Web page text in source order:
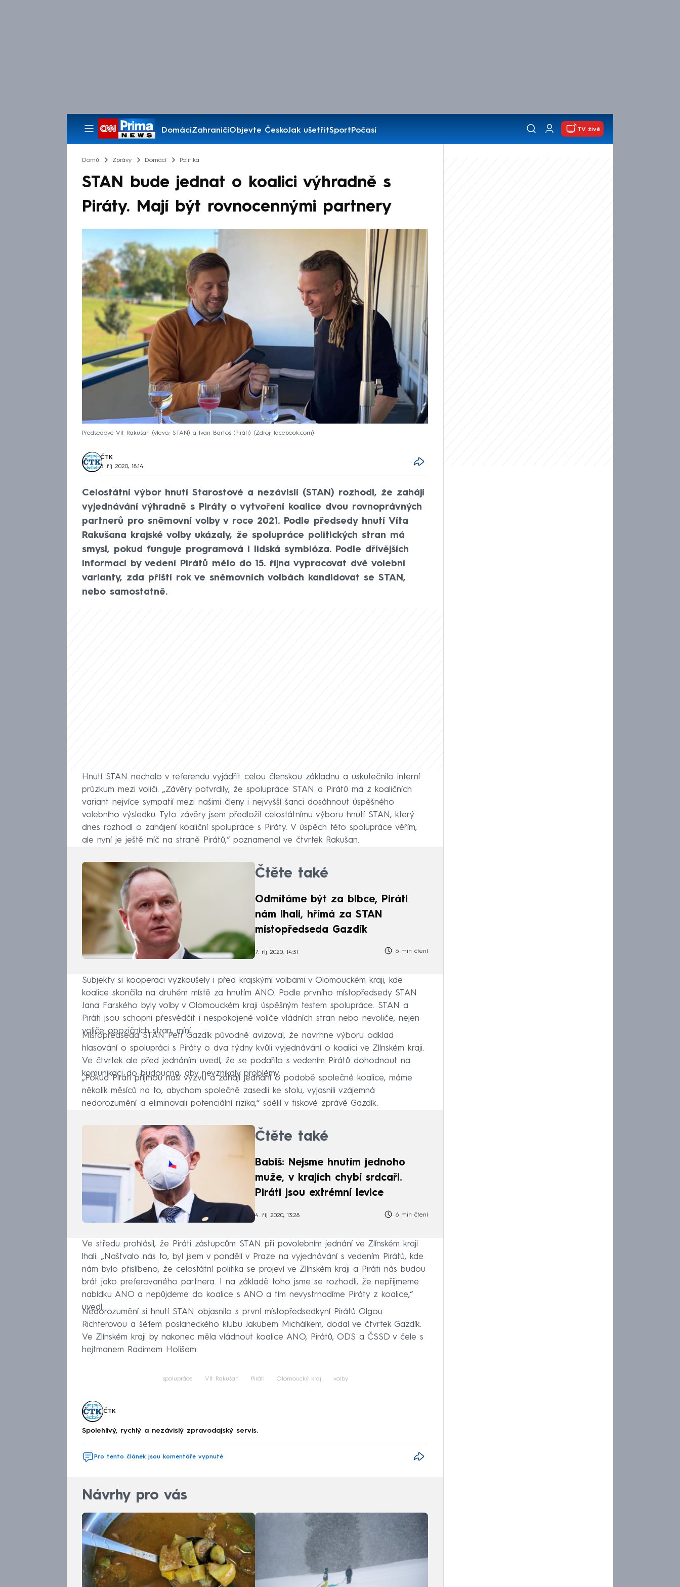
DomácíZahraničíObjevte ČeskoJak ušetřitSportPočasí
Pořady
TV živě
Domů Zprávy Domácí Politika
STAN bude jednat o koalici výhradně s
Piráty. Mají být rovnocennými partnery
Předsedové Vít Rakušan (vlevo; STAN) a Ivan Bartoš (Piráti) Zdroj: facebook.com
ČTK
8. říj 2020, 18:14
Celostátní výbor hnutí Starostové a nezávislí (STAN) rozhodl, že zahájí
vyjednávání výhradně s Piráty o vytvoření koalice dvou rovnoprávných
partnerů pro sněmovní volby v roce 2021. Podle předsedy hnutí Víta
Rakušana krajské volby ukázaly, že spolupráce politických stran má
smysl, pokud funguje programová i lidská symbióza. Podle dřívějších
informací by vedení Pirátů mělo do 15. října vypracovat dvě volební
varianty, zda příští rok ve sněmovních volbách kandidovat se STAN,
nebo samostatně.
Hnutí STAN nechalo v referendu vyjádřit celou členskou základnu a uskutečnilo interní
průzkum mezi voliči. „Závěry potvrdily, že spolupráce STAN a Pirátů má z koaličních
variant nejvíce sympatií mezi našimi členy i nejvyšší šanci dosáhnout úspěšného
volebního výsledku. Tyto závěry jsem předložil celostátnímu výboru hnutí STAN, který
dnes rozhodl o zahájení koaliční spolupráce s Piráty. V úspěch této spolupráce věřím,
ale nyní je ještě míč na straně Pirátů,“ poznamenal ve čtvrtek Rakušan.
Čtěte také
Odmítáme být za blbce, Piráti
nám lhali, hřímá za STAN
místopředseda Gazdík
7. říj 2020, 14:31 6 min čtení
Subjekty si kooperaci vyzkoušely i před krajskými volbami v Olomouckém kraji, kde
koalice skončila na druhém místě za hnutím ANO. Podle prvního místopředsedy STAN
Jana Farského byly volby v Olomouckém kraji úspěšným testem spolupráce. STAN a
Piráti jsou schopni přesvědčit i nespokojené voliče vládních stran nebo nevoliče, nejen
voliče opozičních stran, míní.
Místopředseda STAN Petr Gazdík původně avizoval, že navrhne výboru odklad
hlasování o spolupráci s Piráty o dva týdny kvůli vyjednávání o koalici ve Zlínském kraji.
Ve čtvrtek ale před jednáním uvedl, že se podařilo s vedením Pirátů dohodnout na
komunikaci do budoucna, aby nevznikaly problémy.
„Pokud Piráti přijmou naši výzvu a zahájí jednání o podobě společné koalice, máme
několik měsíců na to, abychom společně zasedli ke stolu, vyjasnili vzájemná
nedorozumění a eliminovali potenciální rizika,“ sdělil v tiskové zprávě Gazdík.
Čtěte také
Babiš: Nejsme hnutím jednoho
muže, v krajích chybí srdcaři.
Piráti jsou extrémní levice
4. říj 2020, 13:28 6 min čtení
Ve středu prohlásil, že Piráti zástupcům STAN při povolebním jednání ve Zlínském kraji
lhali. „Naštvalo nás to, byl jsem v pondělí v Praze na vyjednávání s vedením Pirátů, kde
nám bylo přislíbeno, že celostátní politika se projeví ve Zlínském kraji a Piráti nás budou
brát jako preferovaného partnera. I na základě toho jsme se rozhodli, že nepřijmeme
nabídku ANO a nepůjdeme do koalice s ANO a tím nevystrnadíme Piráty z koalice,“
uvedl.
Nedorozumění si hnutí STAN objasnilo s první místopředsedkyní Pirátů Olgou
Richterovou a šéfem poslaneckého klubu Jakubem Michálkem, dodal ve čtvrtek Gazdík.
Ve Zlínském kraji by nakonec měla vládnout koalice ANO, Pirátů, ODS a ČSSD v čele s
hejtmanem Radimem Holišem.
spolupráce Vít Rakušan Piráti Olomoucký kraj volby
ČTK
Spolehlivý, rychlý a nezávislý zpravodajský servis.
Pro tento článek jsou komentáře vypnuté
Návrhy pro vás